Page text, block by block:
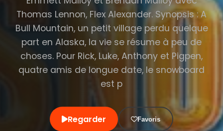
Thomas Lennon, Flex Alexander. Synopsis : A
Bull Mountain, un petit village perdu quelque
part en Alaska, la vie se résume à peu de
choses. Pour Rick, Luke, Anthony et Pigpen,
quatre amis de longue date, le snowboard
est p
Regarder Favoris